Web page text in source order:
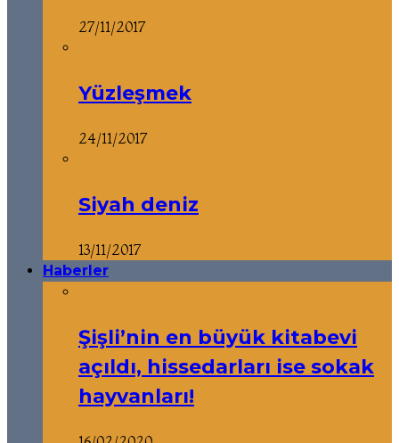
27/11/2017
Yüzleşmek
24/11/2017
Siyah deniz
13/11/2017
Haberler
Şişli’nin en büyük kitabevi
açıldı, hissedarları ise sokak
hayvanları!